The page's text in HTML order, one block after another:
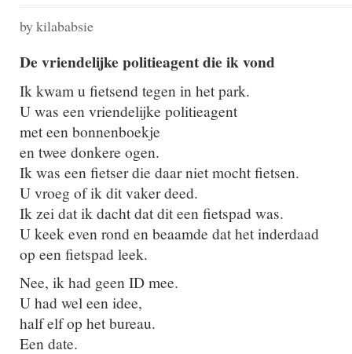
by kilababsie
De vriendelijke politieagent die ik vond
Ik kwam u fietsend tegen in het park.
U was een vriendelijke politieagent
met een bonnenboekje
en twee donkere ogen.
Ik was een fietser die daar niet mocht fietsen.
U vroeg of ik dit vaker deed.
Ik zei dat ik dacht dat dit een fietspad was.
U keek even rond en beaamde dat het inderdaad
op een fietspad leek.
Nee, ik had geen ID mee.
U had wel een idee,
half elf op het bureau.
Een date.